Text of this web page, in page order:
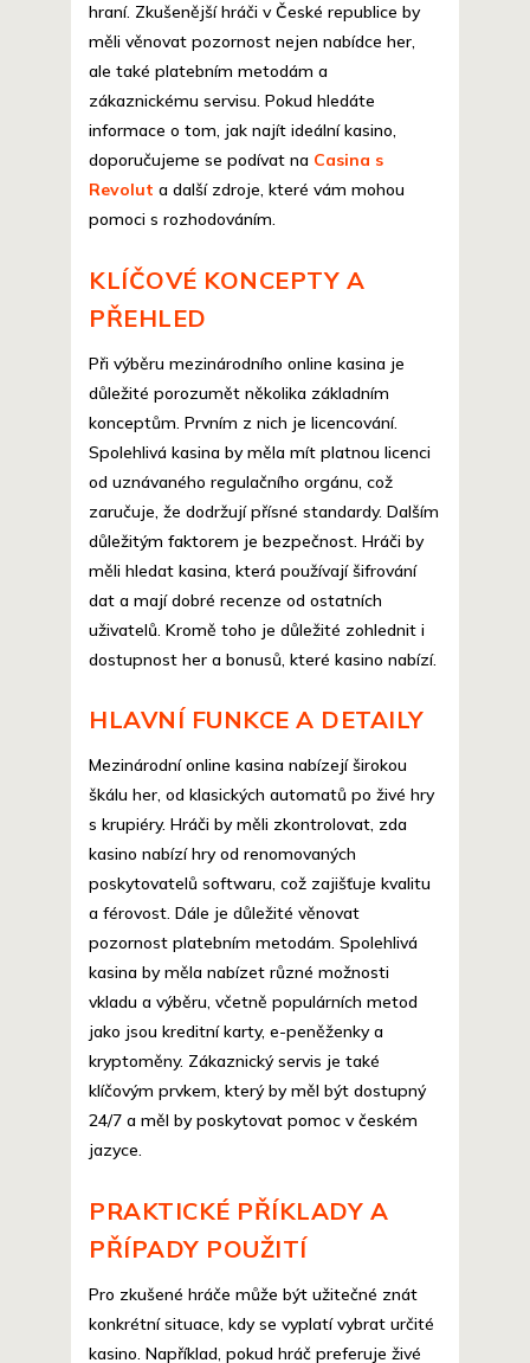
hraní. Zkušenější hráči v České republice by
měli věnovat pozornost nejen nabídce her,
ale také platebním metodám a
zákaznickému servisu. Pokud hledáte
informace o tom, jak najít ideální kasino,
doporučujeme se podívat na Casina s
Revolut a další zdroje, které vám mohou
pomoci s rozhodováním.
KLÍČOVÉ KONCEPTY A
PŘEHLED
Při výběru mezinárodního online kasina je
důležité porozumět několika základním
konceptům. Prvním z nich je licencování.
Spolehlivá kasina by měla mít platnou licenci
od uznávaného regulačního orgánu, což
zaručuje, že dodržují přísné standardy. Dalším
důležitým faktorem je bezpečnost. Hráči by
měli hledat kasina, která používají šifrování
dat a mají dobré recenze od ostatních
uživatelů. Kromě toho je důležité zohlednit i
dostupnost her a bonusů, které kasino nabízí.
HLAVNÍ FUNKCE A DETAILY
Mezinárodní online kasina nabízejí širokou
škálu her, od klasických automatů po živé hry
s krupiéry. Hráči by měli zkontrolovat, zda
kasino nabízí hry od renomovaných
poskytovatelů softwaru, což zajišťuje kvalitu
a férovost. Dále je důležité věnovat
pozornost platebním metodám. Spolehlivá
kasina by měla nabízet různé možnosti
vkladu a výběru, včetně populárních metod
jako jsou kreditní karty, e-peněženky a
kryptoměny. Zákaznický servis je také
klíčovým prvkem, který by měl být dostupný
24/7 a měl by poskytovat pomoc v českém
jazyce.
PRAKTICKÉ PŘÍKLADY A
PŘÍPADY POUŽITÍ
Pro zkušené hráče může být užitečné znát
konkrétní situace, kdy se vyplatí vybrat určité
kasino. Například, pokud hráč preferuje živé